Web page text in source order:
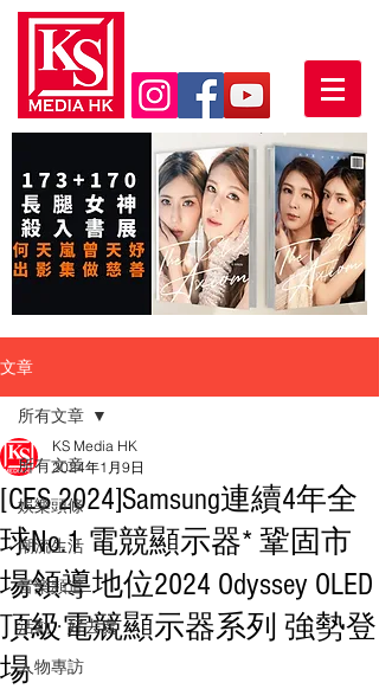
文章
所有文章
娛樂頭條
潮流生活
音樂頻道
活動・好去處
人物專訪
所有文章
[CES 2024]Samsung連續4年全
球No.1 電競顯示器* 鞏固市
場領導地位2024 Odyssey OLED
頂級電競顯示器系列 強勢登
場
KS Media HK
2024年1月9日